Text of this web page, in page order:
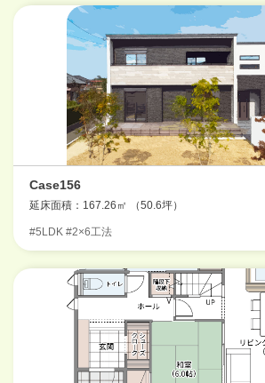
Case156
延床面積：167.26㎡ （50.6坪）
#5LDK #2×6工法